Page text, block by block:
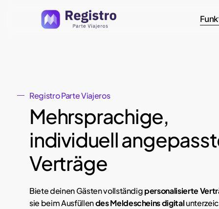
Registro Parte Viajeros
Mehrsprachige,
individuell
Verträge
Biete deinen Gästen vollständigpersonalisierte
sie beim AusfüllendesMeldescheins digital